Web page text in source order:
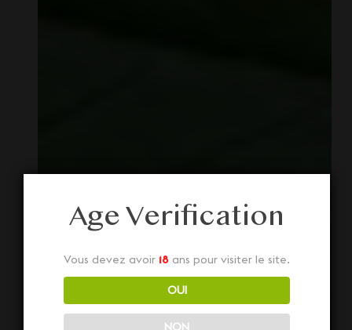
Age Verification
Vous devez avoir 18 ans pour visiter le site.
OUI
NON